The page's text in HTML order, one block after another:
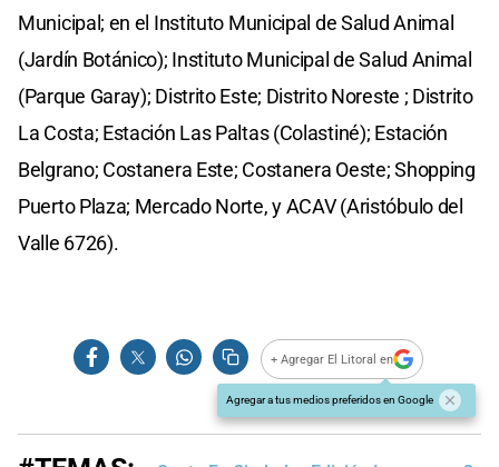
Municipal; en el Instituto Municipal de Salud Animal
(Jardín Botánico); Instituto Municipal de Salud Animal
(Parque Garay); Distrito Este; Distrito Noreste ; Distrito
La Costa; Estación Las Paltas (Colastiné); Estación
Belgrano; Costanera Este; Costanera Oeste; Shopping
Puerto Plaza; Mercado Norte, y ACAV (Aristóbulo del
Valle 6726).
+ Agregar El Litoral en
Agregar a tus medios preferidos en Google